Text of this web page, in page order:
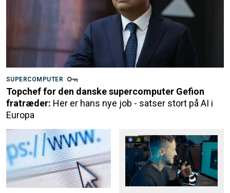
SUPERCOMPUTER
Topchef for den danske supercomputer Gefion
fratræder: Her er hans nye job - satser stort på AI i
Europa